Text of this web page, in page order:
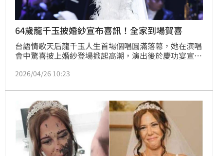
64歲龍千玉披婚紗宣布喜訊！全家到場賀喜
台語情歌天后龍千玉人生首場個唱圓滿落幕，她在演唱
會中驚喜披上婚紗登場掀起高潮，演出後於慶功宴宣布
份感動繼續唱下去」，正式為音樂生涯開啟全新篇章。
2026/04/26 10:23